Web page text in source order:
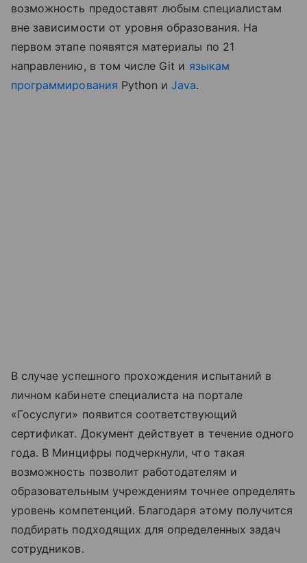
возможность предоставят любым специалистам
вне зависимости от уровня образования. На
первом этапе появятся материалы по 21
направлению, в том числе Git и языкам
программирования Python иJava.
В случае успешного прохождения испытаний в
личном кабинете специалиста на портале
«Госуслуги» появится соответствующий
сертификат. Документ действует в течение одного
года. В Минцифры подчеркнули, что такая
возможность позволит работодателям и
образовательным учреждениям точнее определять
уровень компетенций. Благодаря этому получится
подбирать подходящих для определенных задач
сотрудников.